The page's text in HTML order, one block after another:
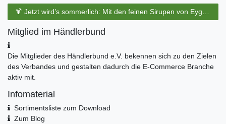
🍹 Jetzt wird’s sommerlich: Mit den feinen Sirupen von Eyguebelle entstehen erfrischende Cocktails und köstliche Sommerdrinks.
Mitglied im Händlerbund
Die Mitglieder des Händlerbund e.V. bekennen sich zu den Zielen
des Verbandes und gestalten dadurch die E-Commerce Branche
aktiv mit.
Infomaterial
Sortimentsliste zum Download
Zum Blog